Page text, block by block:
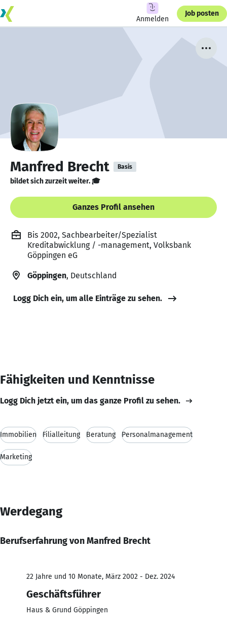
Anmelden
Job posten
Manfred Brecht Basis
bildet sich zurzeit weiter. 🎓
Ganzes Profil ansehen
Bis 2002, Sachbearbeiter/Spezialist
Kreditabwicklung / -management, Volksbank
Göppingen eG
Göppingen, Deutschland
Logg Dich ein, um alle Einträge zu sehen.
Fähigkeiten und Kenntnisse
Logg Dich jetzt ein, um das ganze Profil zu sehen.
Immobilien Filialleitung Beratung Personalmanagement
Marketing
Werdegang
Berufserfahrung von Manfred Brecht
22 Jahre und 10 Monate, März 2002 - Dez. 2024
Geschäftsführer
Haus & Grund Göppingen